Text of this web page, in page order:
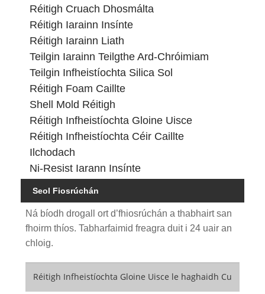
Réitigh Cruach Dhosmálta
Réitigh Iarainn Insínte
Réitigh Iarainn Liath
Teilgin Iarainn Teilgthe Ard-Chróimiam
Teilgin Infheistíochta Silica Sol
Réitigh Foam Caillte
Shell Mold Réitigh
Réitigh Infheistíochta Gloine Uisce
Réitigh Infheistíochta Céir Caillte
Ilchodach
Ni-Resist Iarann ​​Insínte
Seol Fiosrúchán
Ná bíodh drogall ort d’fhiosrúchán a thabhairt san
fhoirm thíos. Tabharfaimid freagra duit i 24 uair an
chloig.